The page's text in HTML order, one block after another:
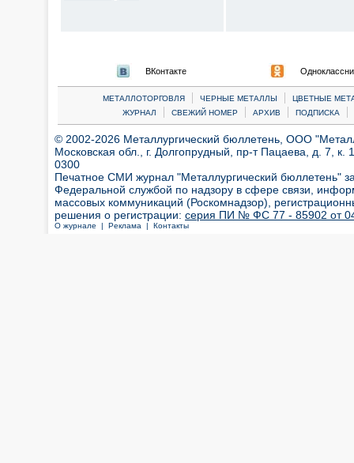
ВКонтакте
МЕТАЛЛОТОРГОВЛЯ | ЧЕРНЫЕ МЕТАЛЛЫ |
ЦВЕТНЫЕ
ЖУРНАЛ
| СВЕЖИЙ НОМЕР | АРХИВ | ПОДПИСКА |
© 2002-2026 Металлургический бюллетень, ООО
Московская обл., г. Долгопрудный, пр-т Пацаева, д. 7,
0300
Печатное СМИ журнал "Металлургический бюллетень"
Федеральной службой по надзору в сфере связи,
массовых коммуникаций (Роскомнадзор),
решения о регистрации: серия ПИ № ФС 77 - 85902 от 04
О журнале | Реклама | Контакты